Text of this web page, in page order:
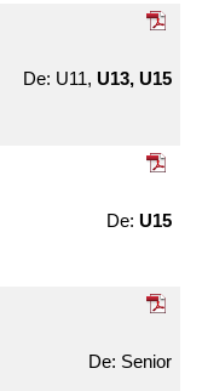
U11, U13, U15
U15
Senior